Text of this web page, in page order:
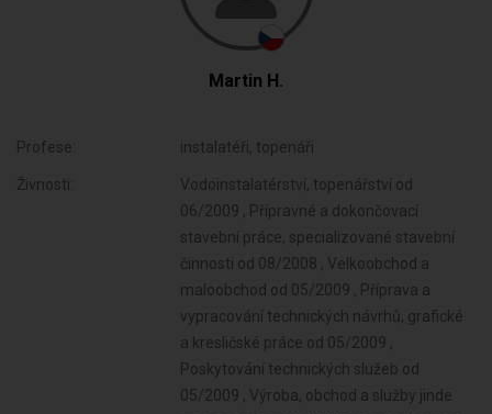
Martin H.
Profese: instalatéři, topenáři
Živnosti:
Vodoinstalatérství, topenářství od
06/2009 , Přípravné a dokončovací
stavební práce, specializované stavební
činnosti od 08/2008 , Velkoobchod a
maloobchod od 05/2009 , Příprava a
vypracování technických návrhů, grafické
a kresličské práce od 05/2009 ,
Poskytování technických služeb od
05/2009 , Výroba, obchod a služby jinde